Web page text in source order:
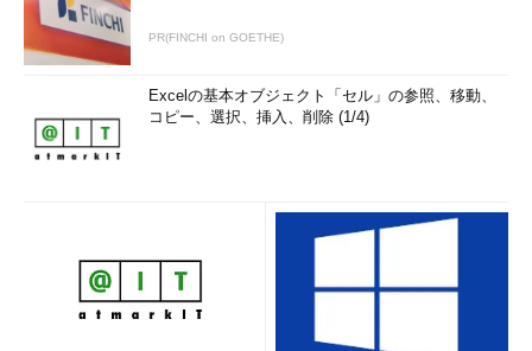
PR(FINCHI on GOETHE)
Excelの基本オブジェクト「セル」の参照、移動、
コピー、選択、挿入、削除 (1/4)